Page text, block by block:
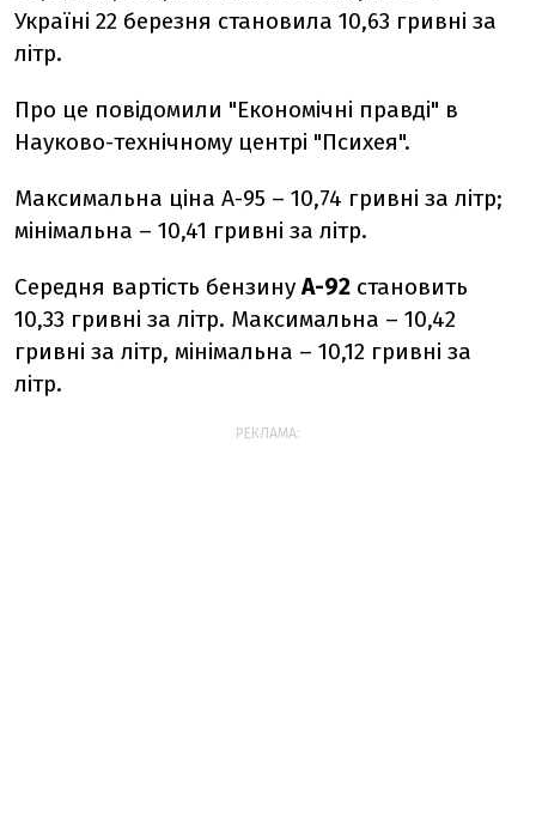
Україні 22 березня становила 10,63 гривні за
літр.
Про це повідомили "Економічні правді" в
Науково-технічному центрі "Психея".
Максимальна ціна А-95 – 10,74 гривні за літр;
мінімальна – 10,41 гривні за літр.
Середня вартість бензинуА-92 становить
10,33 гривні за літр. Максимальна – 10,42
гривні за літр, мінімальна – 10,12 гривні за
літр.
РЕКЛАМА: